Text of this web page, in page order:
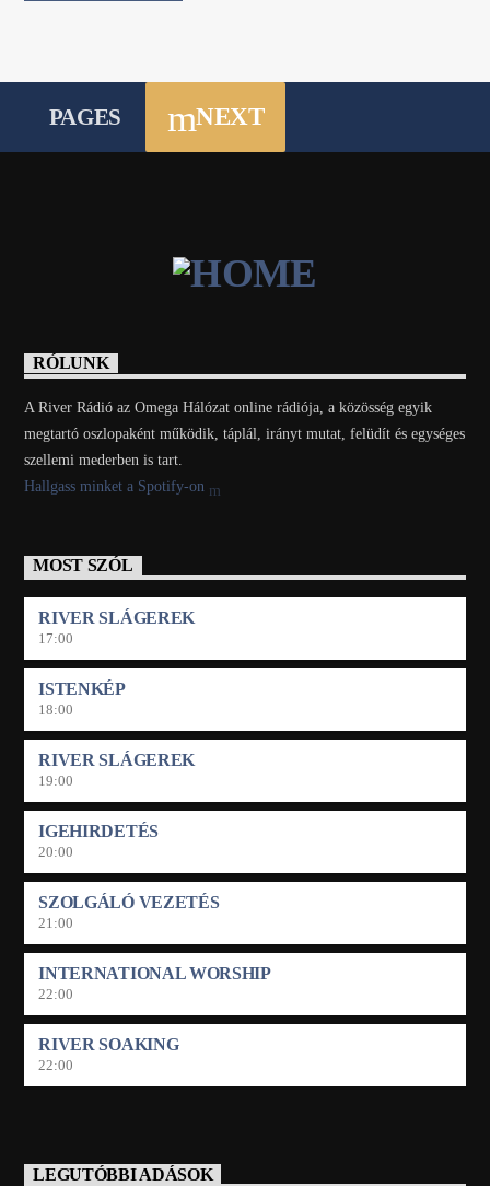
PAGES NEXT
RÓLUNK
A River Rádió az Omega Hálózat online rádiója, a közösség egyik
megtartó oszlopaként működik, táplál, irányt mutat, felüdít és egységes
szellemi mederben is tart.
Hallgass minket a Spotify-on
MOST SZÓL
RIVER SLÁGEREK
17:00
ISTENKÉP
18:00
RIVER SLÁGEREK
19:00
IGEHIRDETÉS
20:00
SZOLGÁLÓ VEZETÉS
21:00
INTERNATIONAL WORSHIP
22:00
RIVER SOAKING
22:00
LEGUTÓBBI ADÁSOK